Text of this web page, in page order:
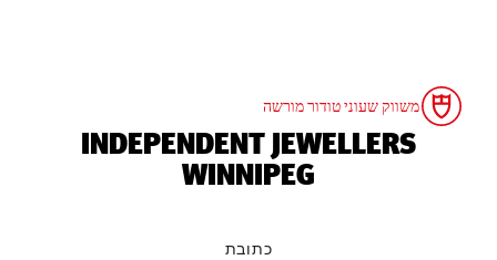
משווק שעוני טודור מורשה
‭INDEPENDENT JEWELLERS
WINNIPEG‬
כתובת